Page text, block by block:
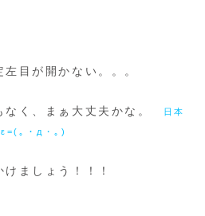
目が開かない。。。
く、まぁ大丈夫かな。 日本
ε=(｡・д・｡)
ましょう！！！